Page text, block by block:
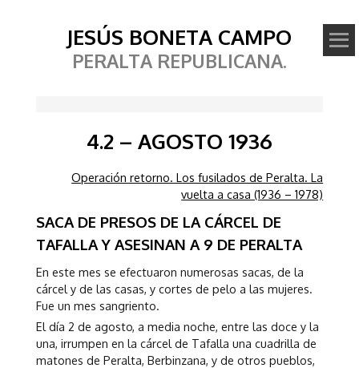
JESÚS BONETA CAMPO
PERALTA REPUBLICANA.
4.2 – AGOSTO 1936
Operación retorno. Los fusilados de Peralta. La
vuelta a casa (1936 – 1978)
SACA DE PRESOS DE LA CÁRCEL DE
TAFALLA Y ASESINAN A 9 DE PERALTA
En este mes se efectuaron numerosas sacas, de la
cárcel y de las casas, y cortes de pelo a las mujeres.
Fue un mes sangriento.
El día 2 de agosto, a media noche, entre las doce y la
una, irrumpen en la cárcel de Tafalla una cuadrilla de
matones de Peralta, Berbinzana, y de otros pueblos,